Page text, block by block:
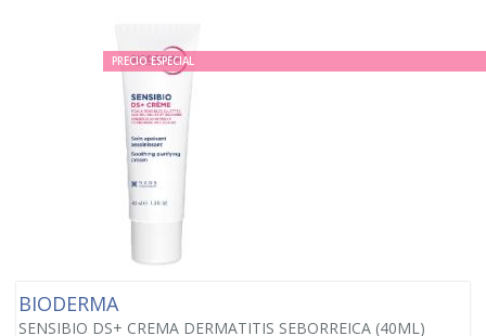
PRECIO ESPECIAL
BIODERMA
SENSIBIO DS+ CREMA DERMATITIS SEBORREICA (40ML)